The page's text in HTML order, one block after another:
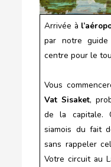
Arrivée à
par notre
centre pour le
Vous
Vat Sisaket,
de la capitale.
siamois du fait
sans rappeler
Votre circuit au